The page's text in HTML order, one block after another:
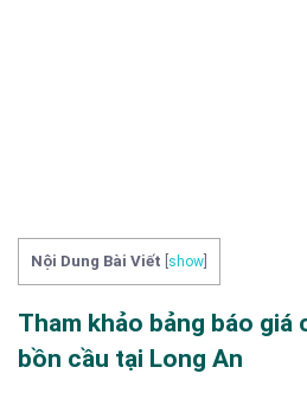
Nội Dung Bài Viết show
Tham khảo bảng báo giá
bồn cầu tại Long An